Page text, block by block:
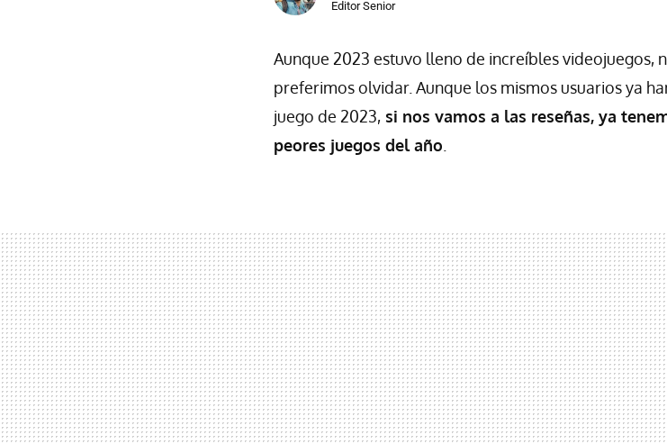
Editor Senior
Aunque 2023 estuvo lleno de increíbles videojuegos,
preferimos olvidar. Aunque los mismos usuarios ya
juego de 2023, si nos vamos a las reseñas, ya
peores juegos del año